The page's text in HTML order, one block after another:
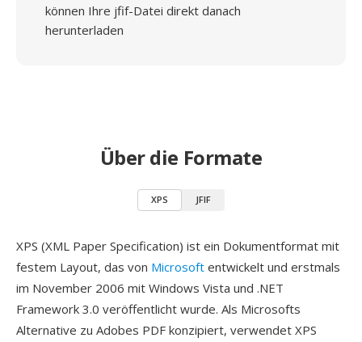
können Ihre jfif-Datei direkt danach
herunterladen
Über die Formate
XPS JFIF
XPS (XML Paper Specification) ist ein Dokumentformat mit
festem Layout, das von Microsoft entwickelt und erstmals
im November 2006 mit Windows Vista und .NET
Framework 3.0 veröffentlicht wurde. Als Microsofts
Alternative zu Adobes PDF konzipiert, verwendet XPS